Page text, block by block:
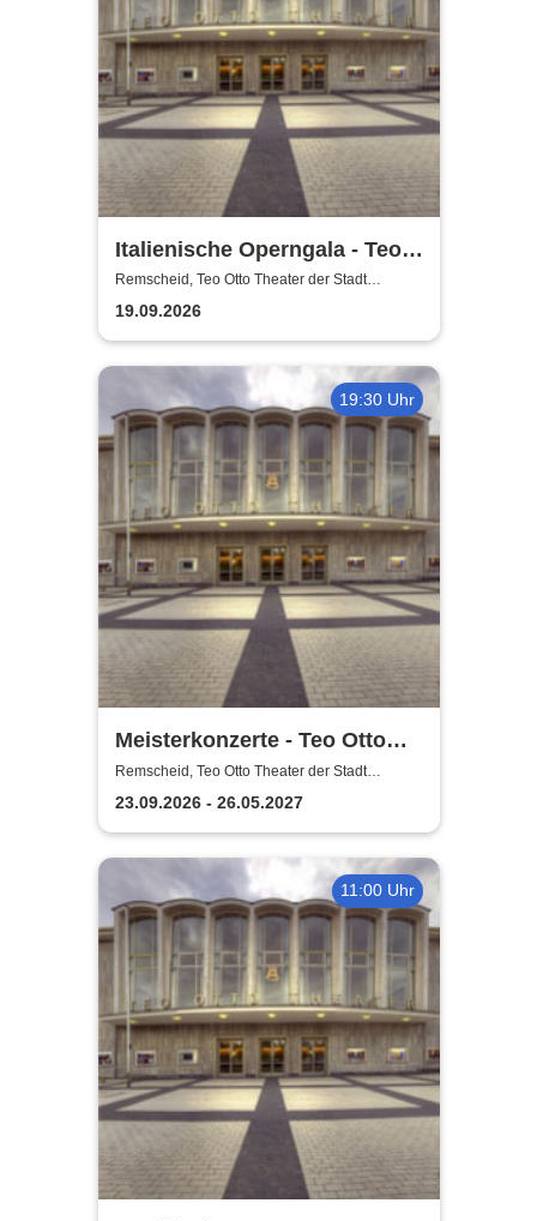
Italienische Operngala - Teo
Otto Theater der Stadt
Remscheid
Remscheid, Teo Otto Theater der Stadt
Remscheid
19.09.2026
19:30 Uhr
Meisterkonzerte - Teo Otto
Theater der Stadt Remscheid
Remscheid, Teo Otto Theater der Stadt
Remscheid
23.09.2026 - 26.05.2027
11:00 Uhr